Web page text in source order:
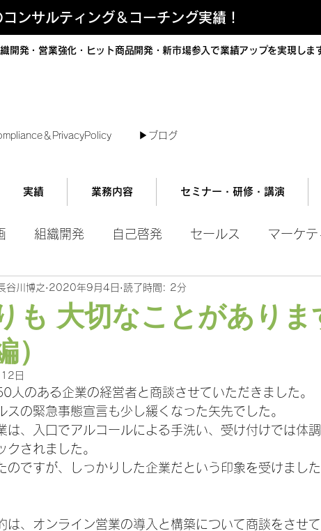
ンサルティング＆コーチング実績！
開発・営業強化・ヒット商品開発・新市場参入で業績アップを実現し
＆PrivacyPolicy ▶︎ブログ
実績 業務内容 セミナー・研修・講演
組織開発 自己啓発 セールス マーケ
ール
も 大切なことがありま
）
谷川博之 2020年9月4日 読了時間: 2分
日
人のある企業の経営者と商談させていただきました。
スの緊急事態宣言も少し緩くなった矢先でした。
は、入口でアルコールによる手洗い、受け付けでは体
クされました。
のですが、しっかりした企業だという印象を受けました
は、オンライン営業の導入と構築について商談をさせて